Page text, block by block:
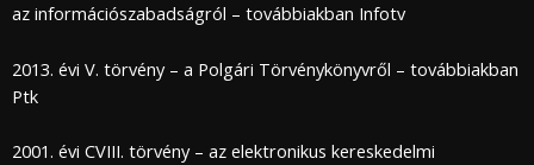
az információszabadságról – továbbiakban Infotv
2013. évi V. törvény – a Polgári Törvénykönyvről – továbbiakban
Ptk
2001. évi CVIII. törvény – az elektronikus kereskedelmi